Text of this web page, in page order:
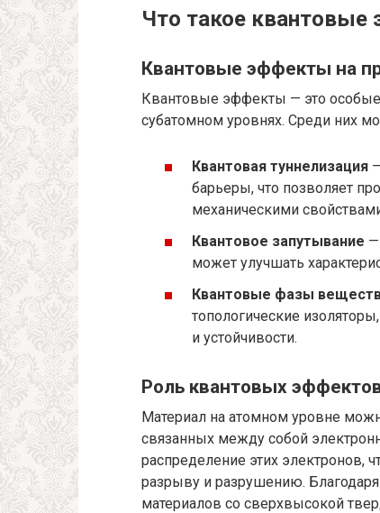
Что такое
Квантовые эффекты на
Квантовые эффекты — это
субатомном уровнях. Среди них
Квантовая туннелизация
барьеры, что позволяет
механическими
Квантовое запутывание —
может улучшать
Квантовые фазы
топологические
и устойчивости.
Роль квантовых
Материал на атомном уровне
связанных между собой
распределение этих электронов,
разрыву и разрушению.
материалов со сверхвысокой